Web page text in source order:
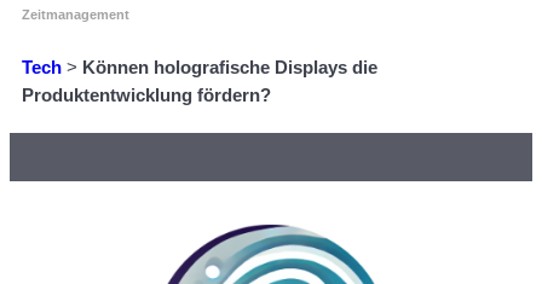
Zeitmanagement
Tech > Können holografische Displays die
Produktentwicklung fördern?